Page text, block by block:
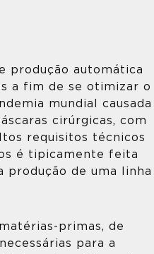
produção automática
a fim de se otimizar o
mundial causada
cirúrgicas, com
requisitos técnicos
é tipicamente feita
produção de uma linha
primas, de
para a